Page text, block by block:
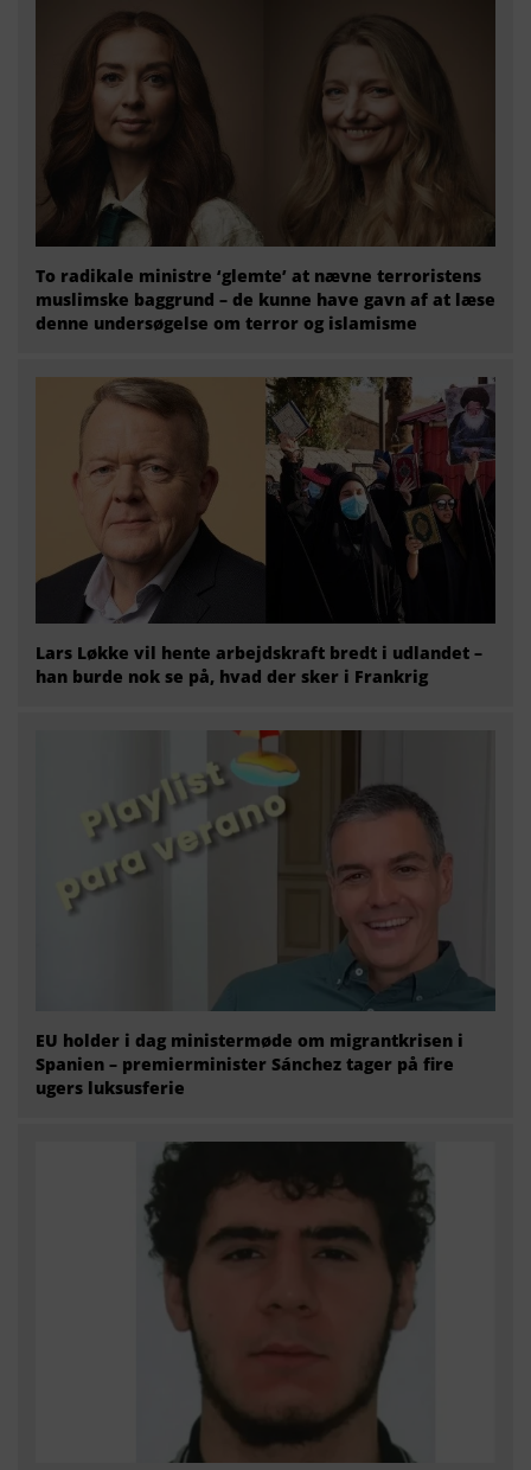
To radikale ministre ‘glemte’ at nævne terroristens
muslimske baggrund – de kunne have gavn af at læse
denne undersøgelse om terror og islamisme
Lars Løkke vil hente arbejdskraft bredt i udlandet –
han burde nok se på, hvad der sker i Frankrig
EU holder i dag ministermøde om migrantkrisen i
Spanien – premierminister Sánchez tager på fire
ugers luksusferie